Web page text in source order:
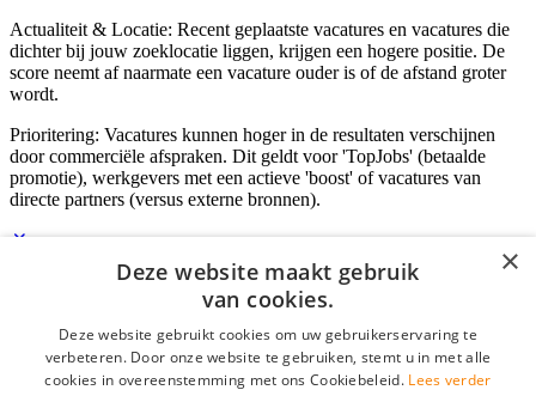
Actualiteit & Locatie: Recent geplaatste vacatures en vacatures die
dichter bij jouw zoeklocatie liggen, krijgen een hogere positie. De
score neemt af naarmate een vacature ouder is of de afstand groter
wordt.
Prioritering: Vacatures kunnen hoger in de resultaten verschijnen
door commerciële afspraken. Dit geldt voor 'TopJobs' (betaalde
promotie), werkgevers met een actieve 'boost' of vacatures van
directe partners (versus externe bronnen).
Inloggen als bedrijf
E-mail*
Wachtwoord
×
Deze website maakt gebruik
van cookies.
Deze website gebruikt cookies om uw gebruikerservaring te
verbeteren. Door onze website te gebruiken, stemt u in met alle
cookies in overeenstemming met ons Cookiebeleid. Lees verder